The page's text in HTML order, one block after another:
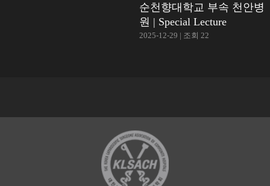
순천향대학교 부속 천안병
원 | Special Lecture
2025-12-29 | 조회 22